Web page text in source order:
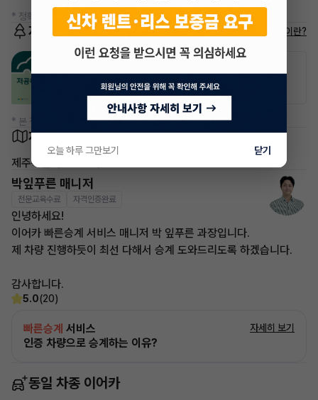
* 정확한 정보는 판매자와 반드시 확인하시기 바랍니다.
저공해차량 정보 저공해차량이란?
50% 할인 50% 할인
* 본 정보는 지자체마다 다를 수 있으니 실제 정보와 확인해 주세요.
차량 위치
제주특별자치도 제주시
박잎푸른 매니저
전문교육수료 자격인증완료
인녕하세요!
이어카 빠른승계 서비스 매니저 박 잎푸른 과장입니다.
제 차량 진행하듯이 최선 다해서 승계 도와드리도록 하겠습니다.
감사합니다.
5.0(20)
빠른승계 서비스
인증 차량으로 승계하는 이유?
자세히 보기
동일 차종 이어카
오늘 하루 그만보기 닫기